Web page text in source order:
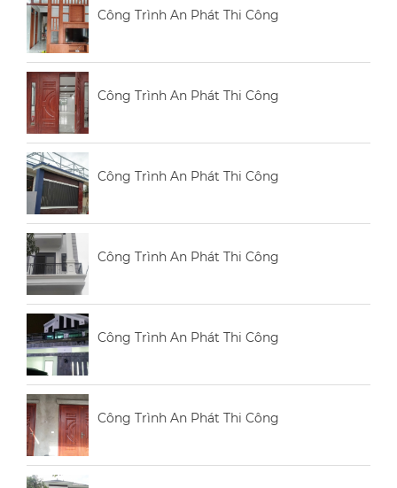
Công Trình An Phát Thi Công
Công Trình An Phát Thi Công
Công Trình An Phát Thi Công
Công Trình An Phát Thi Công
Công Trình An Phát Thi Công
Công Trình An Phát Thi Công